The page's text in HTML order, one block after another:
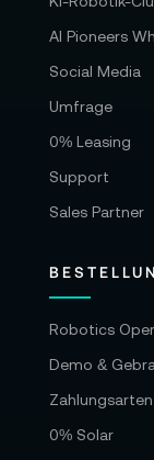
AI Pioneers
Social Media
Umfrage
0% Leasing
Support
Sales Partner
Robotics
Demo &
Zahlungsarten
0% Solar